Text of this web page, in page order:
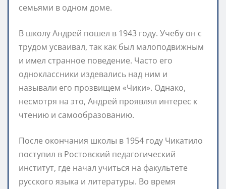
семьями в одном доме.
В школу Андрей пошел в 1943 году. Учебу он с
трудом усваивал, так как был малоподвижным
и имел странное поведение. Часто его
одноклассники издевались над ним и
называли его прозвищем «Чики». Однако,
несмотря на это, Андрей проявлял интерес к
чтению и самообразованию.
После окончания школы в 1954 году Чикатило
поступил в Ростовский педагогический
институт, где начал учиться на факультете
русского языка и литературы. Во время